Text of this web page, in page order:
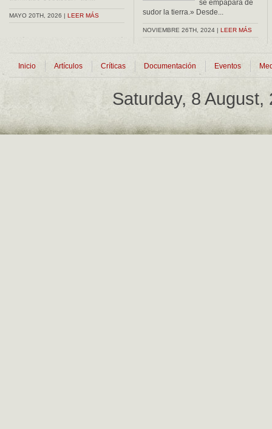
MAYO 20TH, 2026 | LEER MÁS
se empapará de
sudor la tierra.» Desde...
NOVIEMBRE 26TH, 2024 | LEER MÁS
Inicio Artículos Críticas Documentación Eventos
Saturday, 8